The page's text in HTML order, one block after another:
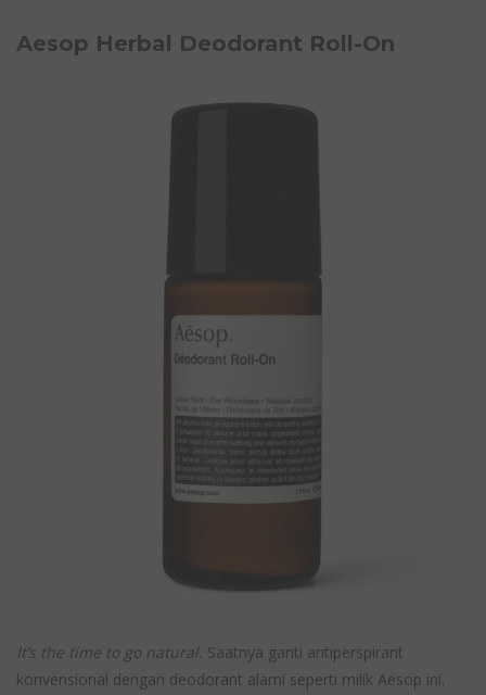
Aesop Herbal Deodorant Roll-On
It’s the time to go natural. Saatnya ganti antiperspirant
konvensional dengan deodorant alami seperti milik Aesop ini.